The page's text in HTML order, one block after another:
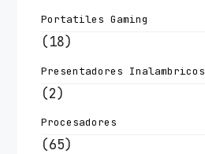
Portatiles Gaming
(18)
Presentadores Inalambricos
(2)
Procesadores
(65)